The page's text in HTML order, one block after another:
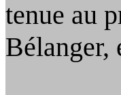
tenue au
Bélanger,